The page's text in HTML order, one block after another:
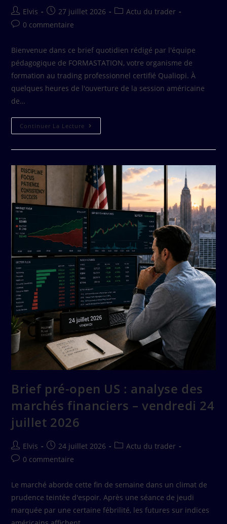
Elvis 27 juillet 2026
Actu du trader
0 commentaire
Bienvenue dans ce brief quotidien rédigé par l'équipe
pédagogique de FORMASTATION, votre organisme de
formation au trading professionnel certifié Qualiopi. À
quelques heures de l'ouverture de la session américaine
de…
Continuer La Lecture
Brief pré-open US : analyse des
marchés financiers – vendredi 24
juillet 2026
Elvis 24 juillet 2026
Actu du trader
0 commentaire
Le marché aborde cette fin de semaine dans un climat de
prudence teintée d'espoir. Après une séance de jeudi
marquée par une certaine fébrilité, les futures sur indices